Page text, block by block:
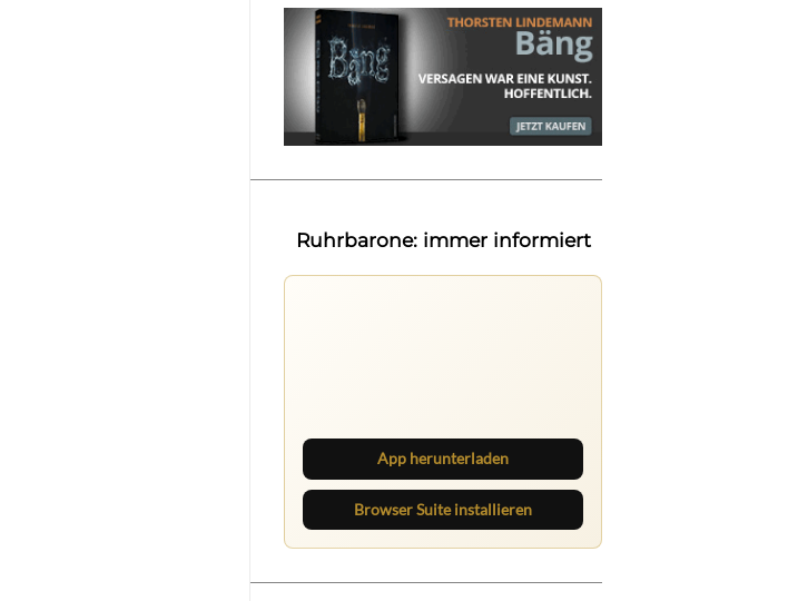
Ruhrbarone: immer informiert
App herunterladen
Browser Suite installieren